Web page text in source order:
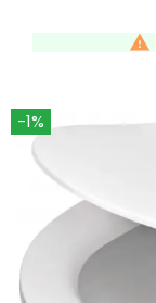

-1%